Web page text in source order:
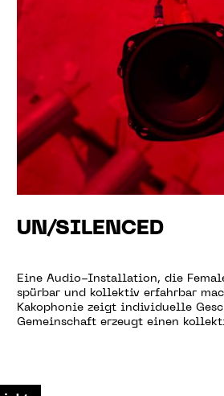
UN/SILENCED
Eine Audio-Installation, die
spürbar und kollektiv erfahrbar
Kakophonie zeigt individuelle
Gemeinschaft erzeugt einen